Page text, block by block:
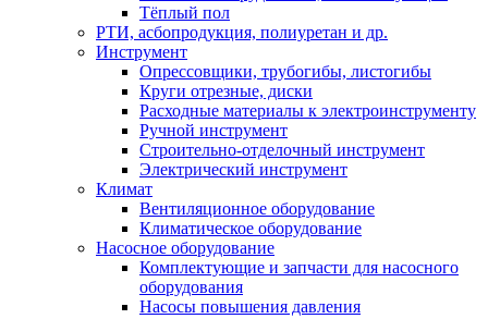
Тёплый пол
РТИ, асбопродукция, полиуретан и др.
Инструмент
Опрессовщики, трубогибы, листогибы
Круги отрезные, диски
Расходные материалы к электроинструменту
Ручной инструмент
Строительно-отделочный инструмент
Электрический инструмент
Климат
Вентиляционное оборудование
Климатическое оборудование
Насосное оборудование
Комплектующие и запчасти для насосного
оборудования
Насосы повышения давления